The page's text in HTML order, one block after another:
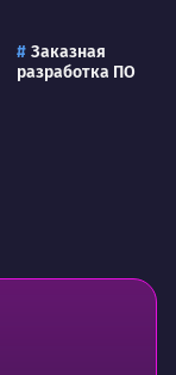
Заказная
разработка ПО